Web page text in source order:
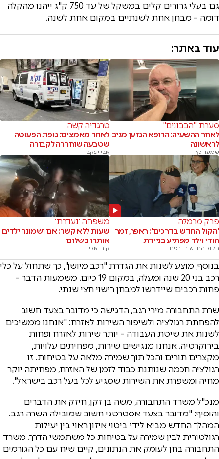
גם בעלי גרורים קלים במשקל של עד 750 ק"ג ייהנו מהקלה
דומה – מבחן אחת לשנתיים במקום אחת לשנה.
עוד באתר:
סערת "הבבונים"
לאחר ההשעיה: הרופא הגזען מגיב
לראשונה
שמעון כץ
טרגדיה קשה
לאחר מאמצים: גופת הפעוטה
שטבעה שוחררה לקבורה
אבי יעקב
פרק מרמלה
'הקול החדש בדרכים': ראפר, זמר
הודי וילד מפתיע בניידת
הקול החדש בדרכים
משפחה 'נעדרת'
שעות ללא קשר: אם ושמונה ילדים
אותרו בשלום
קובי אליה
בנוסף, מוצע לשנות את הגדרת "רכב מיושן", כך שתחול על כלי
רכב בני 20 שנה ומעלה, במקום 19 כיום. משמעות הדבר –
פחות רכבים שיידרשו למבחן רישוי חצי שנתי.
שרת התחבורה מירי רגב, הדגישה כי מדובר בצעד חשוב
להפחתת רגולציה ולשיפור השירות לאזרח: "אנחנו ממשיכים
לשנות את שיטת העבודה – יותר שירות לאזרח ופחות
בירוקרטיה. אנחנו מנגישים שירות, מפחיתים עלויות,
מקצרים תורים והכל תוך שמירה מלאה על בטיחות. זו
רגולציה חכמה שנותנת כבוד לזמן של האזרח, מפחיתה יוקר
מחיה ומשפרת את השירות שמגיע לכל בעל רכב בישראל".
מנכ"ל משרד התחבורה, משה בן זקן, חיזק את הדברים
והוסיף: "מדובר בצעד אסטרטגי חשוב שמובילה השרה רגב.
המהלך החדש מביא לידי ביטוי איזון ראוי בין יעילות
רגולטורית לבין שמירה על בטיחות כל משתמשי הדרך. משרד
התחבורה בחן לעומק את הנתונים, קיים שיח עם כל הגורמים